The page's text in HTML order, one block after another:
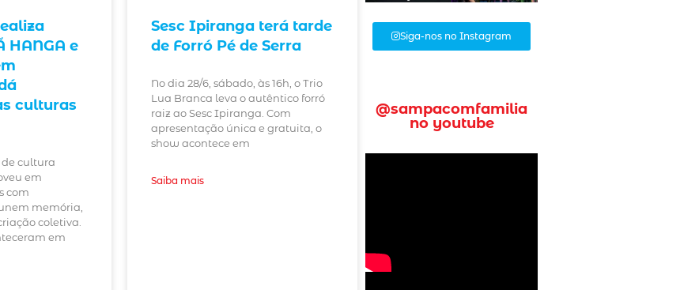
e
culturas
de cultura
em
com
memória,
coletiva.
em
Sesc Ipiranga terá tarde
de Forró Pé de Serra
No dia 28/6, sábado, às 16h, o Trio
Lua Branca leva o autêntico forró
raiz ao Sesc Ipiranga. Com
apresentação única e gratuita, o
show acontece em
Saiba mais
Siga-nos no Instagram
@sampacomfamilia
no youtube